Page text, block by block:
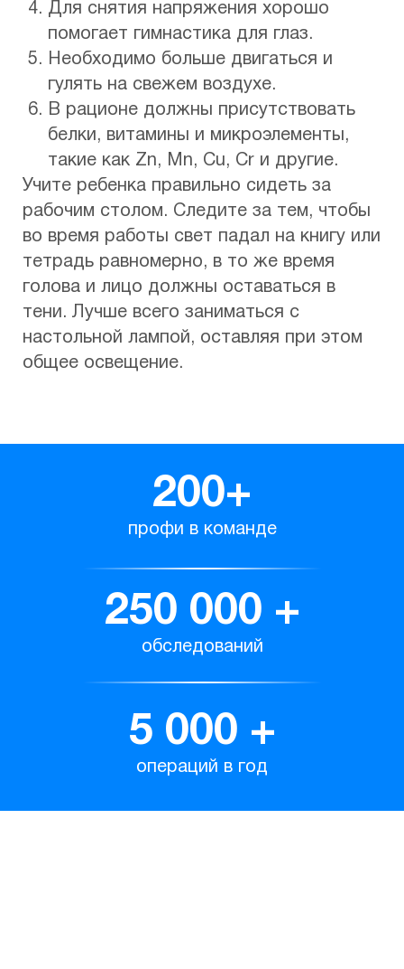
Для снятия напряжения хорошо
помогает гимнастика для глаз.
Необходимо больше двигаться и
гулять на свежем воздухе.
В рационе должны присутствовать
белки, витамины и микроэлементы,
такие как Zn, Mn, Cu, Cr и другие.
Учите ребенка правильно сидеть за
рабочим столом. Следите за тем, чтобы
во время работы свет падал на книгу или
тетрадь равномерно, в то же время
голова и лицо должны оставаться в
тени. Лучше всего заниматься с
настольной лампой, оставляя при этом
общее освещение.
200+
профи в команде
250 000 +
обследований
5 000 +
операций в год